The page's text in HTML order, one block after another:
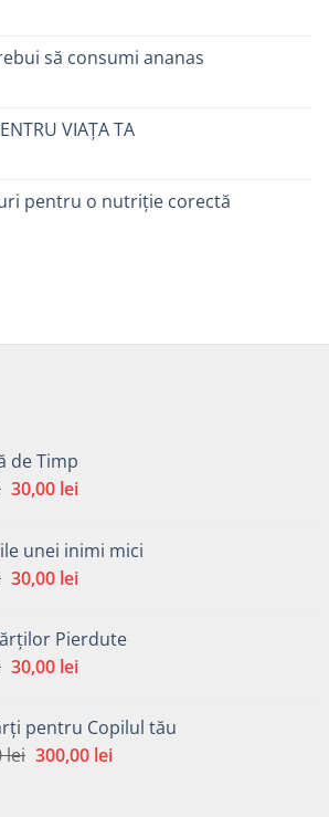
să consumi ananas
VIAȚA TA
pentru o nutriție corectă
de Timp
Prețul
fost:
65,00 lei.
30,00 leiPrețul
30,00 lei.
unei inimi mici
Prețul
fost:
65,00 lei.
30,00 leiPrețul
30,00 lei.
Pierdute
Prețul
fost:
65,00 lei.
30,00 leiPrețul
30,00 lei.
pentru Copilul tău
lei Prețul
300,00 leiPrețul